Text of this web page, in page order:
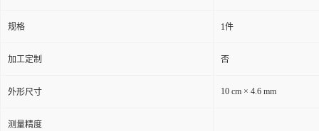
规格 1件
加工定制 否
外形尺寸 10 cm × 4.6 mm
测量精度